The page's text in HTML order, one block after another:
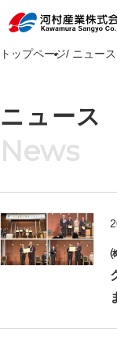
トップページ ニュース
ニュース